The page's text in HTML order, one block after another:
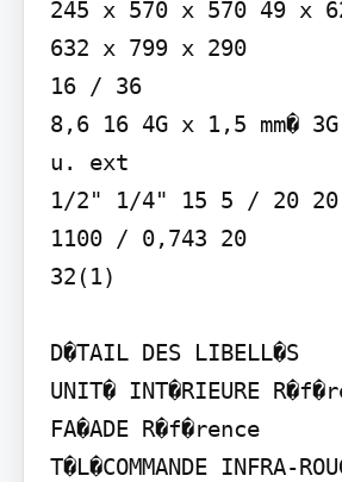
245 x 570 x 570 49 x
632 x 799 x 290
16 / 36
8,6 16 4G x 1,5 mm�
u. ext
1/2" 1/4" 15 5 / 20 20
1100 / 0,743 20
32(1)
D�TAIL DES LIBELL�S
UNIT� INT�RIEURE
FA�ADE R�f�rence
T�L�COMMANDE INFRA-